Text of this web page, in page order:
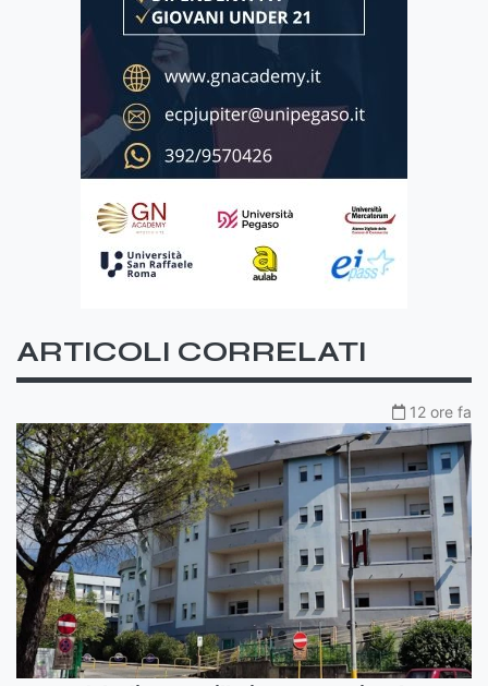
ARTICOLI CORRELATI
12 ore fa